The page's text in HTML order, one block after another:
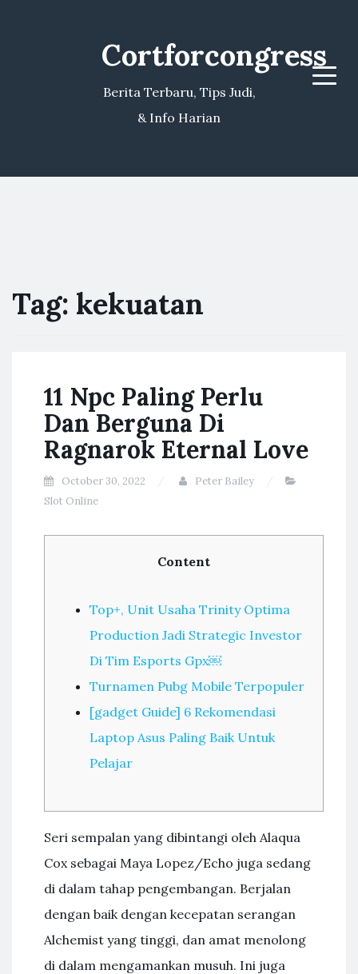
Cortforcongress
Berita Terbaru, Tips Judi,
& Info Harian
Menu
Tag: kekuatan
11 Npc Paling Perlu
Dan Berguna Di
Ragnarok Eternal Love
October 30, 2022
Peter Bailey
Slot Online
Content
Top+, Unit Usaha Trinity Optima
Production Jadi Strategic Investor
Di Tim Esports Gpx￼
Turnamen Pubg Mobile Terpopuler
[gadget Guide] 6 Rekomendasi
Laptop Asus Paling Baik Untuk
Pelajar
Seri sempalan yang dibintangi oleh Alaqua
Cox sebagai Maya Lopez/Echo juga sedang
di dalam tahap pengembangan. Berjalan
dengan baik dengan kecepatan serangan
Alchemist yang tinggi, dan amat menolong
di dalam mengamankan musuh. Ini juga